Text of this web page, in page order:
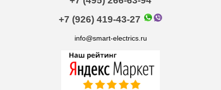
+7 (926) 419-43-27
info@smart-electrics.ru